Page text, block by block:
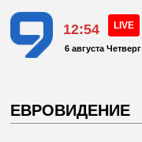
12:54
6 августа Четверг
ЕВРОВИДЕНИЕ